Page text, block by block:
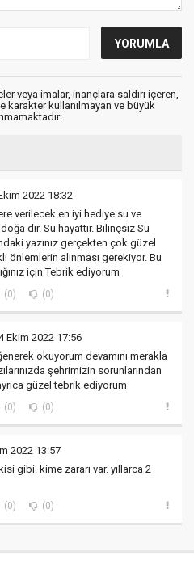
veya imalar, inançlara saldırı içeren,
karakter kullanılmayan ve büyük
2022 18:32
verilecek en iyi hediye su ve
dır. Su hayattır. Bilinçsiz Su
yazınız gerçekten çok güzel
önlemlerin alınması gerekiyor. Bu
için Tebrik ediyorum
(0) (0)
Ekim 2022 17:56
okuyorum devamını merakla
şehrimizin sorunlarından
güzel tebrik ediyorum
(0) (0)
2022 13:57
gibi. kime zararı var. yıllarca 2
(0) (0)